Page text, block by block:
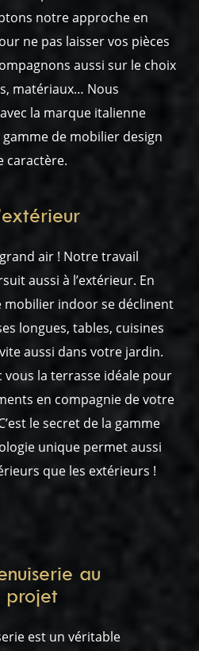
notre approche en
ne pas laisser vos pièces
aussi sur le choix
matériaux… Nous
la marque italienne
gamme de mobilier design
caractère.
air ! Notre travail
aussi à l’extérieur. En
mobilier indoor se déclinent
longues, tables, cuisines
aussi dans votre jardin.
vous la terrasse idéale pour
en compagnie de votre
le secret de la gamme
unique permet aussi
que les extérieurs !
au
projet
est un véritable